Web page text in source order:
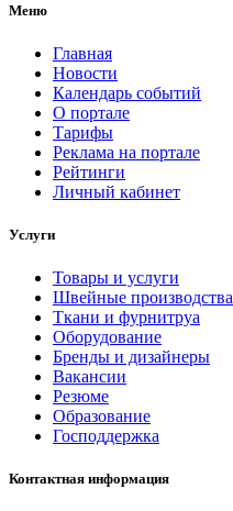
Меню
Главная
Новости
Календарь событий
О портале
Тарифы
Реклама на портале
Рейтинги
Личный кабинет
Услуги
Товары и услуги
Швейные производства
Ткани и фурнитруа
Оборудование
Бренды и дизайнеры
Вакансии
Резюме
Образование
Господдержка
Контактная информация